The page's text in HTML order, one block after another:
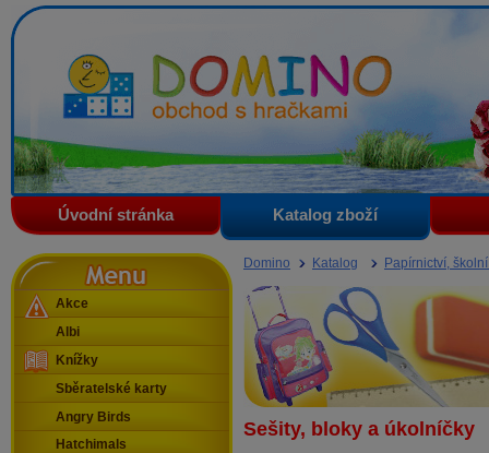
Domino - obchod s hračkami
Úvodní stránka Katalog zboží
Domino Katalog Papírnictví,
Sešity, bloky a úkolníčky
Menu
Akce
Albi
Knížky
Sběratelské karty
Angry Birds
Hatchimals